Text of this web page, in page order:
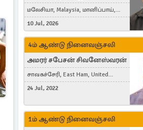
மலேசியா, Malaysia, மானிப்பாய்,
Duisburg, Germany, London, United
Kingdom
10 Jul, 2026
4ம் ஆண்டு நினைவஞ்சலி
அமரர் சபேசன் சிவனேஸ்வரன்
சாவகச்சேரி, East Ham, United
Kingdom
24 Jul, 2022
1ம் ஆண்டு நினைவஞ்சலி